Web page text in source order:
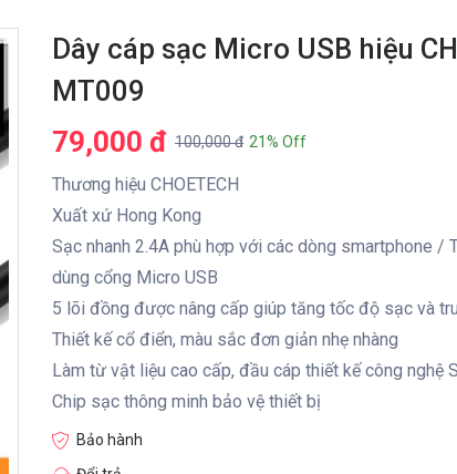
Dây cáp sạc Micro USB hiệu
MT009
79,000 đ 100,000 đ 21% Off
Thương hiệu CHOETECH
Xuất xứ Hong Kong
Sạc nhanh 2.4A phù hợp với các dòng smartphone /
dùng cổng Micro USB
5 lõi đồng được nâng cấp giúp tăng tốc độ sạc và
Thiết kế cổ điển, màu sắc đơn giản nhẹ nhàng
Làm từ vật liệu cao cấp, đầu cáp thiết kế công nghệ
Chip sạc thông minh bảo vệ thiết bị
Bảo hành